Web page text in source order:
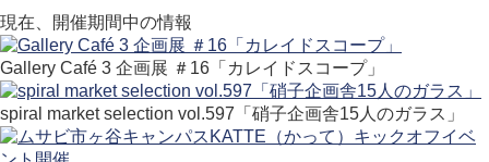
現在、開催期間中の情報
Gallery Café 3 企画展 ＃16「カレイドスコープ」
spiral market selection vol.597「硝子企画舎15人のガラス」